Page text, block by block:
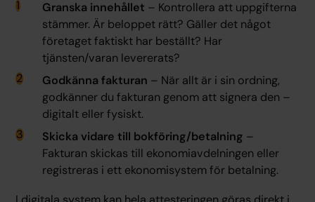
Granska innehållet – Kontrollera att uppgifterna
stämmer. Är beloppet rätt? Gäller det något
företaget faktiskt har beställt? Har
tjänsten/varan levererats?
Godkänna fakturan – När allt är i sin ordning,
godkänner du fakturan genom att signera den –
digitalt eller fysiskt.
Skicka vidare till bokföring/betalning –
Fakturan skickas till ekonomiavdelningen eller
registreras i ett ekonomisystem för betalning.